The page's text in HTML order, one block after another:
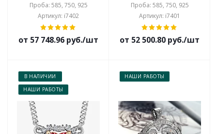
Проба: 585, 750, 925
Артикул: i7402
от 57 748.96 руб./шт
Проба: 585, 750, 925
Артикул: i7401
от 52 500.80 руб./шт
В НАЛИЧИИ
НАШИ РАБОТЫ
НАШИ РАБОТЫ